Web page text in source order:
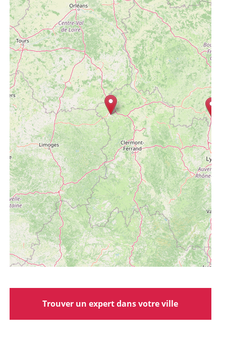
Trouver un expert dans votre ville